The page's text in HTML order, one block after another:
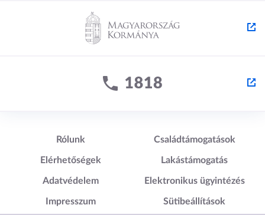
Lábléc1
Rólunk
Elérhetőségek
Adatvédelem
Impresszum
Lábléc2
Családtámogatások
Lakástámogatás
Elektronikus ügyintézés
Sütibeállítások